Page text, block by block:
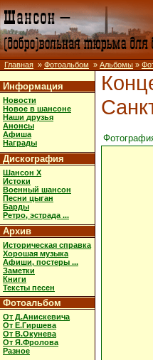
Главная » Фотоальбом » Альбомы »
Информация
Новости
Новое в шансоне
Наши друзья
Анонсы
Афиша
Награды
Дискография
Шансон X
Истоки
Военный шансон
Песни цыган
Барды
Ретро, эстрада ...
Архив
Историческая справка
Хорошая музыка
Афиши, постеры ...
Заметки
Книги
Тексты песен
Фотоальбом
От Д.Анискевича
От Е.Гиршева
От В.Окунева
От Я.Фролова
Разное